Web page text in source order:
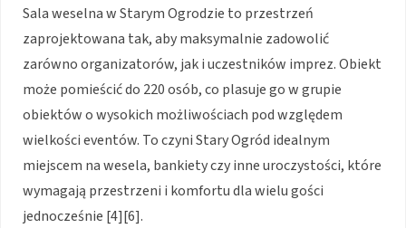
Sala weselna w Starym Ogrodzie to przestrzeń
zaprojektowana tak, aby maksymalnie zadowolić
zarówno organizatorów, jak i uczestników imprez. Obiekt
może pomieścić do 220 osób, co plasuje go w grupie
obiektów o wysokich możliwościach pod względem
wielkości eventów. To czyni Stary Ogród idealnym
miejscem na wesela, bankiety czy inne uroczystości, które
wymagają przestrzeni i komfortu dla wielu gości
jednocześnie [4][6].